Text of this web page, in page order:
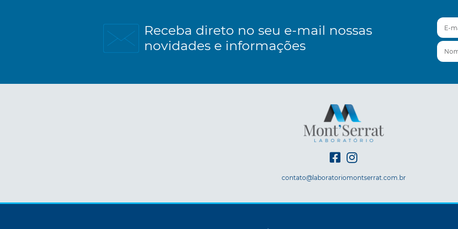
Receba direto no seu e-mail nossas
novidades e informações
E-mail
Nome
contato@laboratoriomontserrat.com.br